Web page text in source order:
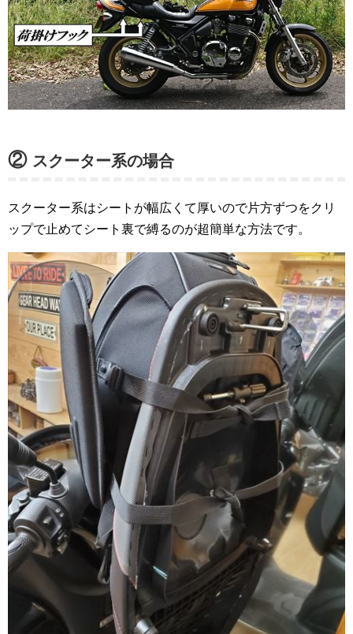
② スクーター系の場合
スクーター系はシートが幅広くて厚いので片方ずつをクリ
ップで止めてシート裏で縛るのが超簡単な方法です。